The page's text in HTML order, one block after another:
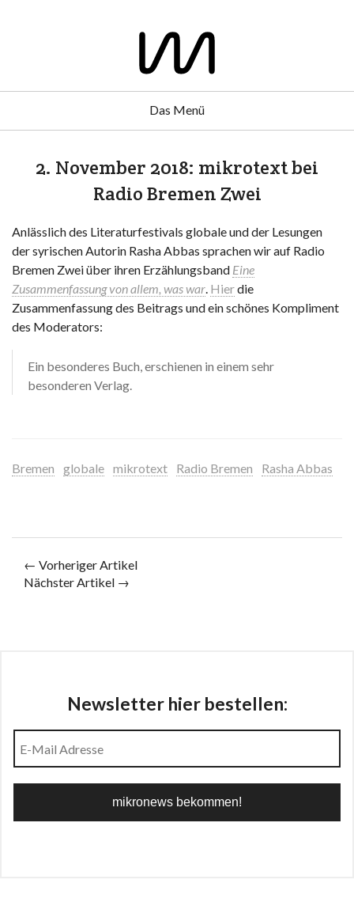
Das Menü
2. November 2018: mikrotext bei
Radio Bremen Zwei
Anlässlich des Literaturfestivals globale und der Lesungen
der syrischen Autorin Rasha Abbas sprachen wir auf Radio
Bremen Zwei über ihren Erzählungsband Eine
Zusammenfassung von allem, was war. Hierdie
Zusammenfassung des Beitrags und ein schönes Kompliment
des Moderators:
Ein besonderes Buch, erschienen in einem sehr
besonderen Verlag.
Bremen globale mikrotext Radio Bremen Rasha Abbas
← Vorheriger Artikel
Nächster Artikel →
Newsletter hier bestellen: